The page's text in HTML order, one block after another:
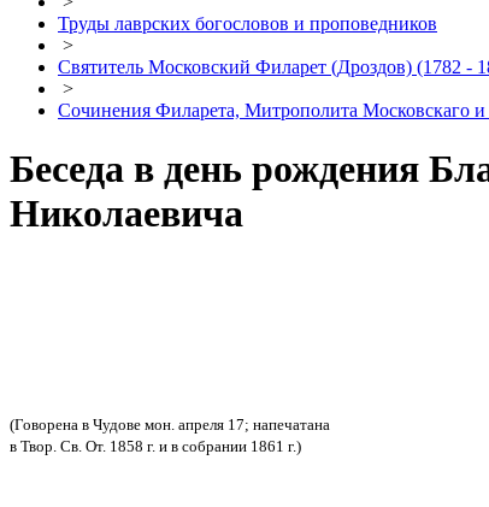
Труды лаврских богословов и проповедников
>
Святитель Московский Филарет (Дроздов) (1782 -
>
Сочинения Филарета, Митрополита
Беседа в день рождения
Николаевича
(Говорена в Чудове мон. апреля 17; напечатана
в Твор. Св. От. 1858 г. и в собрании 1861 г.)